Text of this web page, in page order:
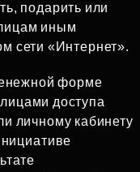
подарить или
иным
сети «Интернет».
форме
доступа
личному кабинету